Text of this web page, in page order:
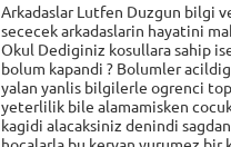
Arkadaslar Lutfen Duzgun bilgi
sececek arkadaslarin hayatini
Okul Dediginiz kosullara sahip
bolum kapandi ? Bolumler
yalan yanlis bilgilerle ogrenci
yeterlilik bile alamamisken
kagidi alacaksiniz denindi